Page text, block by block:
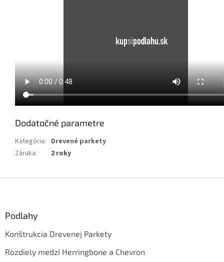
Dodatočné parametre
Kategória: Drevené parkety
Záruka: 2 roky
Podlahy
Konštrukcia Drevenej Parkety
Rozdiely medzi Herringbone a Chevron